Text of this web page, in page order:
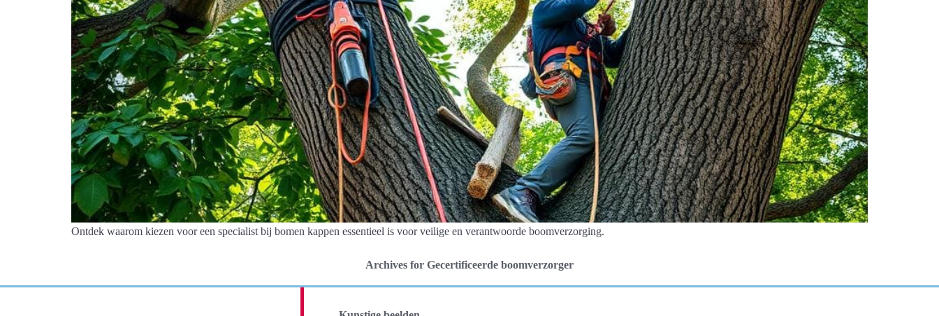
Ontdek waarom kiezen voor een specialist bij bomen kappen essentieel is voor veilige en verantwoorde boomverzorging.
Archives for Gecertificeerde boomverzorger